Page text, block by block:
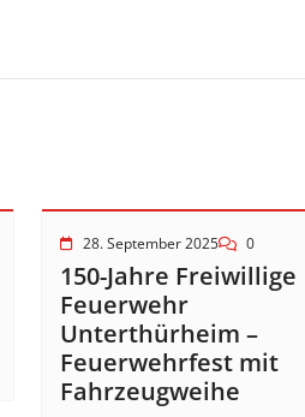
28. September 2025 0
150-Jahre Freiwillige
Feuerwehr
Unterthürheim –
Feuerwehrfest mit
Fahrzeugweihe